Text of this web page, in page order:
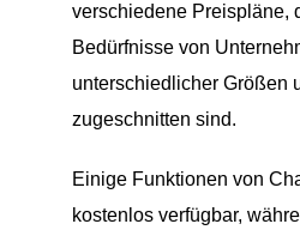
verschiedene Preispläne,
Bedürfnisse von
unterschiedlicher Größen
zugeschnitten sind.
Einige Funktionen von
kostenlos verfügbar,